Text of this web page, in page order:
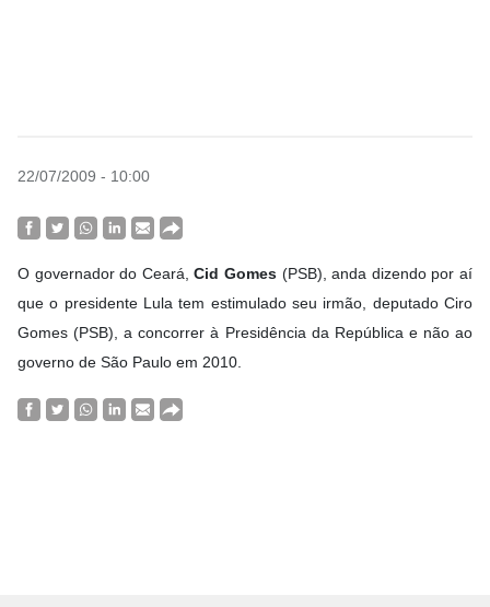
22/07/2009 - 10:00
O governador do Ceará,Cid Gomes (PSB), anda dizendo por aí
que o presidente Lula tem estimulado seu irmão, deputado Ciro
Gomes (PSB), a concorrer à Presidência da República e não ao
governo de São Paulo em 2010.